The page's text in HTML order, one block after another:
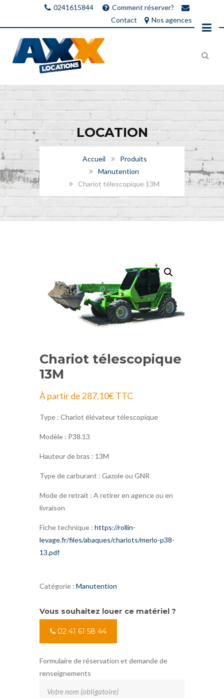
0241615844
Comment réserver?
Contact
Nos agences
LOCATION
Accueil
Produits
Manutention
Chariot télescopique 13M
Chariot télescopique
13M
À partir de287,10€TTC
Type : Chariot élévateur télescopique
Modèle : P38.13
Hauteur de bras : 13M
Type de carburant : Gazole ou GNR
Mode de retrait : A retirer en agence ou en
livraison
Fiche technique : https://rollin-
levage.fr/files/abaques/chariots/merlo-p38-
13.pdf
Catégorie : Manutention
Vous souhaitez louer ce matériel ?
02 41 61 58 44
Formulaire de réservation et demande de
renseignements